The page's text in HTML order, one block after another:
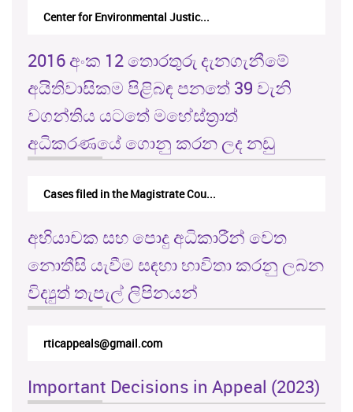
Center for Environmental Justic...
2016 අංක 12 තොරතුරු දැනගැනීමේ
අයිතිවාසිකම පිළිබඳ පනතේ 39 වැනි
වගන්තිය යටතේ මහේස්ත්‍රාත්
අධිකරණයේ ගොනු කරන ලද නඩු
Cases filed in the Magistrate Cou...
අභියාචක සහ පොදු අධිකාරීන් වෙත
නොතීසි යැවීම සඳහා භාවිතා කරනු ලබන
විද්‍යුත් තැපැල් ලිපිනයන්
rticappeals@gmail.com
Important Decisions in Appeal (2023)